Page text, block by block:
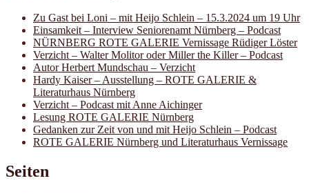
Zu Gast bei Loni – mit Heijo Schlein – 15.3.2024 um 19 Uhr
Einsamkeit – Interview Seniorenamt Nürnberg – Podcast
NÜRNBERG ROTE GALERIE Vernissage Rüdiger Löster
Verzicht – Walter Molitor oder Miller the Killer – Podcast
Autor Herbert Mundschau – Verzicht
Hardy Kaiser – Ausstellung – ROTE GALERIE &
Literaturhaus Nürnberg
Verzicht – Podcast mit Anne Aichinger
Lesung ROTE GALERIE Nürnberg
Gedanken zur Zeit von und mit Heijo Schlein – Podcast
ROTE GALERIE Nürnberg und Literaturhaus Vernissage
Seiten